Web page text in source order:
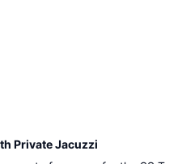
Private Jacuzzi